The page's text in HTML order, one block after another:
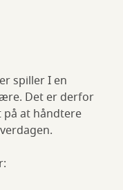
spiller I en
Det er derfor
at håndtere